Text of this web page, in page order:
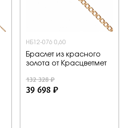
НБ12-076 0,60
Браслет из красного
золота от Красцветмет
132 328 ₽
39 698 ₽